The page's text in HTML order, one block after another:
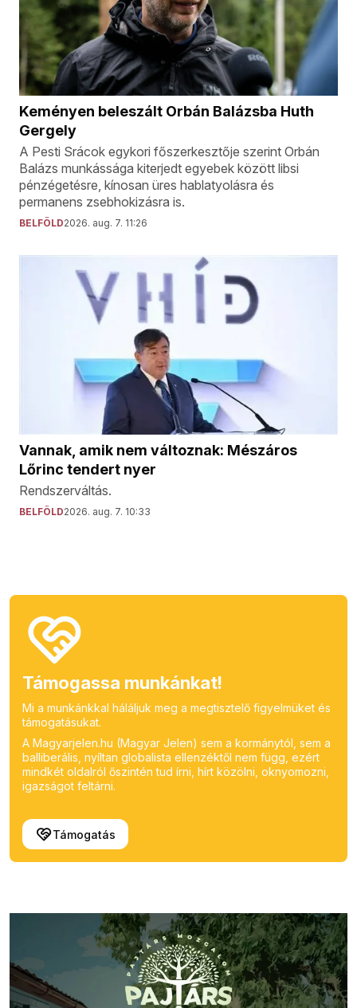
Keményen beleszált Orbán Balázsba Huth
Gergely
A Pesti Srácok egykori főszerkesztője szerint Orbán
Balázs munkássága kiterjedt egyebek között libsi
pénzégetésre, kínosan üres hablatyolásra és
permanens zsebhokizásra is.
BELFÖLD2026. aug. 7. 11:26
Vannak, amik nem változnak: Mészáros
Lőrinc tendert nyer
Rendszerváltás.
BELFÖLD2026. aug. 7. 10:33
Támogassa munkánkat!
Mi a munkánkkal háláljuk meg a megtisztelő figyelmüket és
támogatásukat.
A Magyarjelen.hu (Magyar Jelen) sem a kormánytól, sem a
balliberális, nyíltan globalista ellenzéktől nem függ, ezért
mindkét oldalról őszintén tud írni, hírt közölni, oknyomozni,
igazságot feltárni.
Támogatás